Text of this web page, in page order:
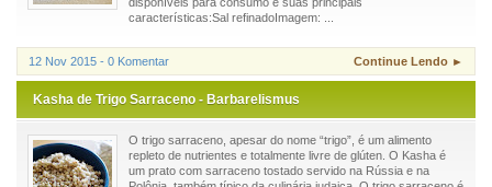
características:Sal refinadoImagem: ...
12 Nov 2015 - 0 Komentar Continue Lendo ►
Kasha de Trigo Sarraceno - Barbarelismus
O trigo sarraceno, apesar do nome “trigo”, é um alimento
repleto de nutrientes e totalmente livre de glúten. O Kasha é
um prato com sarraceno tostado servido na Rússia e na